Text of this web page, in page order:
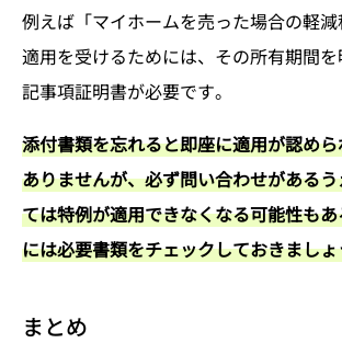
例えば「マイホームを売った場合の軽
適用を受けるためには、その所有期間
記事項証明書が必要です。
添付書類を忘れると即座に適用が認め
ありませんが、必ず問い合わせがある
ては特例が適用できなくなる可能性も
には必要書類をチェックしておきまし
まとめ